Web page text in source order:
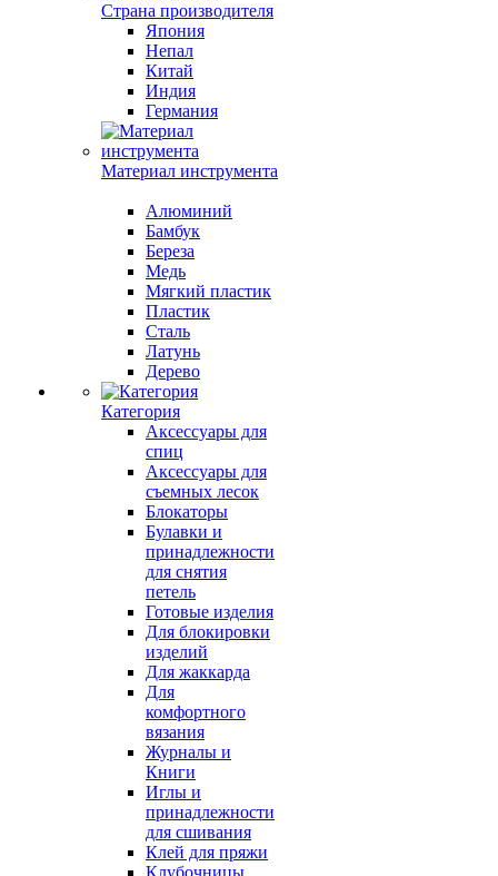
Страна производителя
Япония
Непал
Китай
Индия
Германия
Материал инструмента
Алюминий
Бамбук
Береза
Медь
Мягкий пластик
Пластик
Сталь
Латунь
Дерево
Категория
Аксессуары для
спиц
Аксессуары для
съемных лесок
Блокаторы
Булавки и
принадлежности
для снятия
петель
Готовые изделия
Для блокировки
изделий
Для жаккарда
Для
комфортного
вязания
Журналы и
Книги
Иглы и
принадлежности
для сшивания
Клей для пряжи
Клубочницы